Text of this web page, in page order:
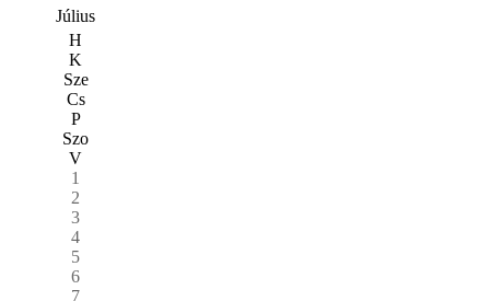
Július
H
K
Sze
Cs
P
Szo
V
1
2
3
4
5
6
7